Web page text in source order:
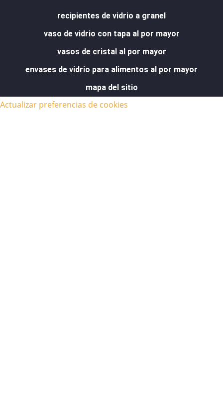
recipientes de vidrio a granel
vaso de vidrio con tapa al por mayor
vasos de cristal al por mayor
envases de vidrio para alimentos al por mayor
mapa del sitio
Actualizar preferencias de cookies